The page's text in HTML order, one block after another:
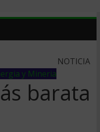
NOTICIA
y Mineria
barata